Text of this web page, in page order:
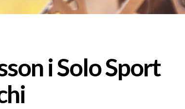
i Solo Sport